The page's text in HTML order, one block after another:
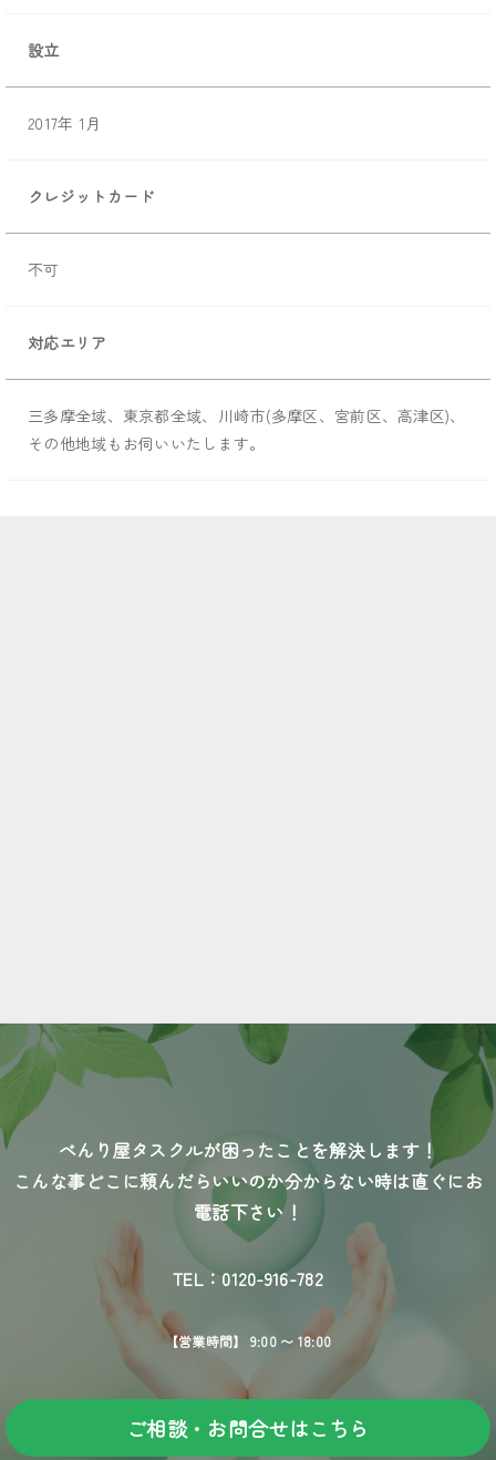
設立
2017年 1月
不可
対応エリア
三多摩全域、東京都全域、川崎市(多摩区、宮前区、高津区)、
その他地域もお伺いいたします。
べんり屋タスクルが困ったことを解決します！
こんな事どこに頼んだらいいのか分からない時は直ぐにお
電話下さい！
TEL：0120-916-782
【営業時間】 9:00 〜 18:00
ご相談・お問合せはこちら